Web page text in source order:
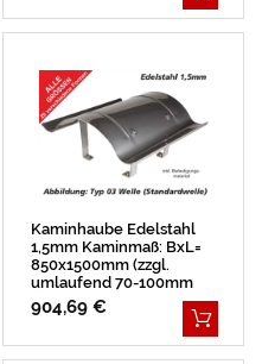
Kaminhaube Edelstahl
1,5mm Kaminmaß: BxL=
850x1500mm (zzgl.
umlaufend 70-100mm
Überstand)
904,69 €